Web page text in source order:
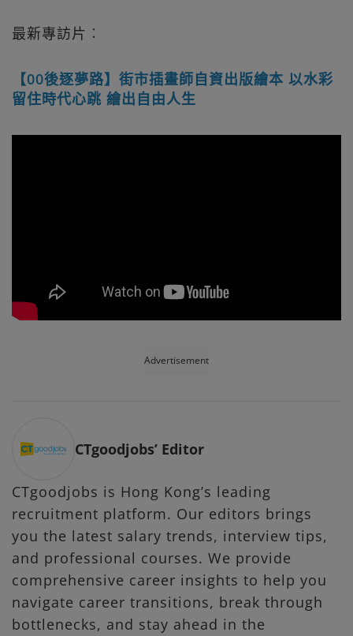
最新專訪片︰
【00後逐夢路】街市插畫師自資出版繪本 以水彩
留住時代心跳 繪出自由人生
Advertisement
CTgoodjobs’ Editor
CTgoodjobs is Hong Kong’s leading
recruitment platform. Our editors brings
you the latest salary trends, interview tips,
and professional courses. We provide
comprehensive career insights to help you
navigate career transitions, break through
bottlenecks, and stay ahead in the